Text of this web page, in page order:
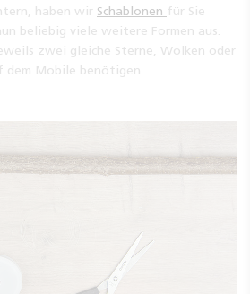
haben wir Schablonen für Sie
beliebig viele weitere Formen aus.
zwei gleiche Sterne, Wolken oder
Mobile benötigen.